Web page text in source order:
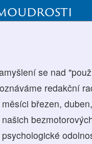
se nad
redakční
březen,